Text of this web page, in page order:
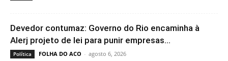
Devedor contumaz: Governo do Rio encaminha à
Alerj projeto de lei para punir empresas...
Política FOLHA DO ACO - agosto 6, 2026